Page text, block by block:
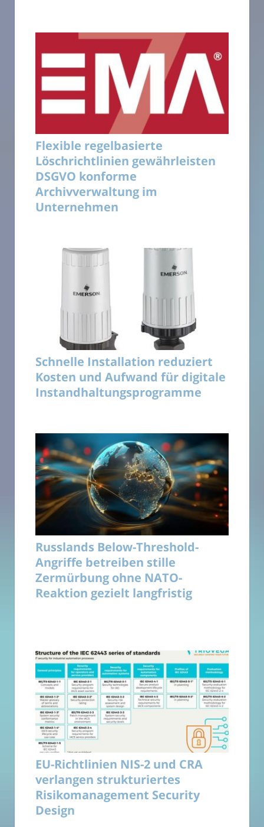
Flexible regelbasierte
Löschrichtlinien gewährleisten
DSGVO konforme
Archivverwaltung im
Unternehmen
Schnelle Installation reduziert
Kosten und Aufwand für digitale
Instandhaltungsprogramme
Russlands Below-Threshold-
Angriffe betreiben stille
Zermürbung ohne NATO-
Reaktion gezielt langfristig
EU-Richtlinien NIS-2 und CRA
verlangen strukturiertes
Risikomanagement Security
Design